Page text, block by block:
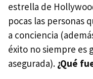
estrella de
pocas las personas
a conciencia
éxito no siempre es
asegurada). ¿Qué